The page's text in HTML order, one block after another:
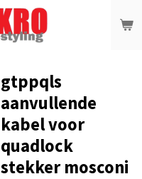
gtppqls
aanvullende
kabel voor
quadlock
stekker mosconi